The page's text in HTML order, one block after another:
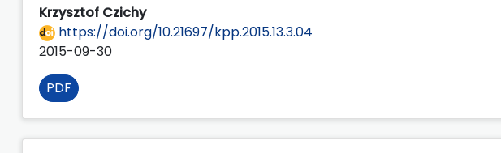
Krzysztof Czichy
https://doi.org/10.21697/kpp.2015.13.3.04
2015-09-30
PDF